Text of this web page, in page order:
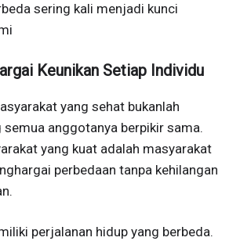
sering kali menjadi kunci
Keunikan Setiap Individu
yang sehat bukanlah
semua anggotanya berpikir sama.
yang kuat adalah masyarakat
perbedaan tanpa kehilangan
perjalanan hidup yang berbeda.